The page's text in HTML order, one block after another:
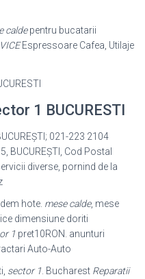
caldepentru bucatarii
Espressoare Cafea, Utilaje
1 BUCURESTI
021-223 2104
BUCUREŞTI, Cod Postal
diverse, pornind de la
hote. mese calde, mese
dimensiune doriti
1 pret10RON. anunturi
Auto-Auto
sector 1 . Bucharest Reparatii